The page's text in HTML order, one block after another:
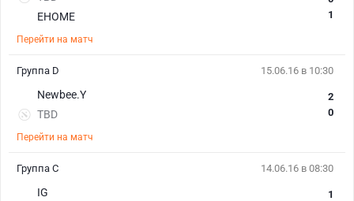
EHOME
1
Перейти на матч
15.06.16 в 10:30
Newbee.Y
TBD
2
0
Перейти на матч
Группа D
14.06.16 в 08:30
IG
1
Группа С